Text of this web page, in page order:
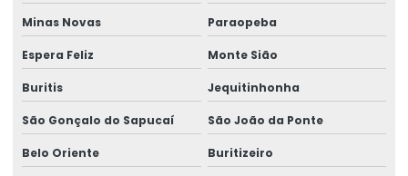
Minas Novas Paraopeba
Espera Feliz Monte Sião
Buritis Jequitinhonha
São Gonçalo do Sapucaí São João da Ponte
Belo Oriente Buritizeiro